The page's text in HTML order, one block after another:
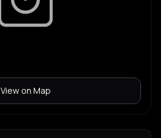
View on Map